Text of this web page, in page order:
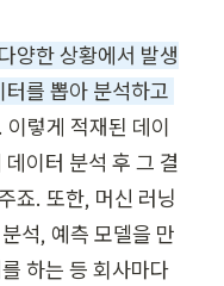
양한 상황에서 발생
를 뽑아 분석하고
렇게 적재된 데이
이터 분석 후 그 결
죠. 또한, 머신 러닝
석, 예측 모델을 만
하는 등 회사마다